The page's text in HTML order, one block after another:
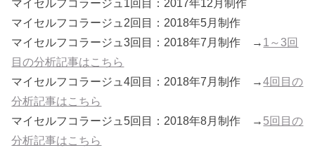
マイセルフコラージュ2回目：2018年5月制作
マイセルフコラージュ3回目：2018年7月制作 → 1～3回
目の分析記事はこちら
マイセルフコラージュ4回目：2018年7月制作 →4回目の
分析記事はこちら
マイセルフコラージュ5回目：2018年8月制作 → 5回目の
分析記事はこちら